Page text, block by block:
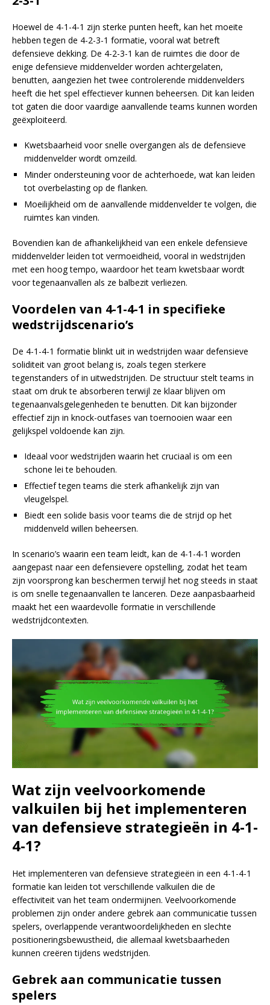
Hoewel de 4-1-4-1 zijn sterke punten heeft, kan het moeite
hebben tegen de 4-2-3-1 formatie, vooral wat betreft
defensieve dekking. De 4-2-3-1 kan de ruimtes die door de
enige defensieve middenvelder worden achtergelaten,
benutten, aangezien het twee controlerende middenvelders
heeft die het spel effectiever kunnen beheersen. Dit kan leiden
tot gaten die door vaardige aanvallende teams kunnen worden
geëxploiteerd.
Kwetsbaarheid voor snelle overgangen als de defensieve
middenvelder wordt omzeild.
Minder ondersteuning voor de achterhoede, wat kan leiden
tot overbelasting op de flanken.
Moeilijkheid om de aanvallende middenvelder te volgen, die
ruimtes kan vinden.
Bovendien kan de afhankelijkheid van een enkele defensieve
middenvelder leiden tot vermoeidheid, vooral in wedstrijden
met een hoog tempo, waardoor het team kwetsbaar wordt
voor tegenaanvallen als ze balbezit verliezen.
Voordelen van 4-1-4-1 in specifieke
wedstrijdscenario’s
De 4-1-4-1 formatie blinkt uit in wedstrijden waar defensieve
soliditeit van groot belang is, zoals tegen sterkere
tegenstanders of in uitwedstrijden. De structuur stelt teams in
staat om druk te absorberen terwijl ze klaar blijven om
tegenaanvalsgelegenheden te benutten. Dit kan bijzonder
effectief zijn in knock-outfases van toernooien waar een
gelijkspel voldoende kan zijn.
Ideaal voor wedstrijden waarin het cruciaal is om een
schone lei te behouden.
Effectief tegen teams die sterk afhankelijk zijn van
vleugelspel.
Biedt een solide basis voor teams die de strijd op het
middenveld willen beheersen.
In scenario’s waarin een team leidt, kan de 4-1-4-1 worden
aangepast naar een defensievere opstelling, zodat het team
zijn voorsprong kan beschermen terwijl het nog steeds in staat
is om snelle tegenaanvallen te lanceren. Deze aanpasbaarheid
maakt het een waardevolle formatie in verschillende
wedstrijdcontexten.
Wat zijn veelvoorkomende
valkuilen bij het implementeren
van defensieve strategieën in 4-1-
4-1?
Het implementeren van defensieve strategieën in een 4-1-4-1
formatie kan leiden tot verschillende valkuilen die de
effectiviteit van het team ondermijnen. Veelvoorkomende
problemen zijn onder andere gebrek aan communicatie tussen
spelers, overlappende verantwoordelijkheden en slechte
positioneringsbewustheid, die allemaal kwetsbaarheden
kunnen creëren tijdens wedstrijden.
Gebrek aan communicatie tussen
spelers